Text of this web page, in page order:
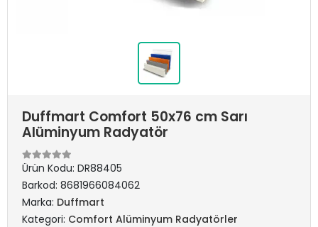
Duffmart Comfort 50x76 cm Sarı
Alüminyum Radyatör
Ürün Kodu: DR88405
Barkod: 8681966084062
Marka: Duffmart
Kategori: Comfort Alüminyum Radyatörler